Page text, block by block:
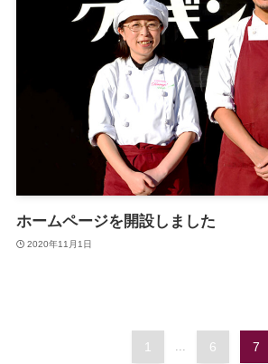
ホームページを開設しました
2020年11月1日
1 ... 6 7